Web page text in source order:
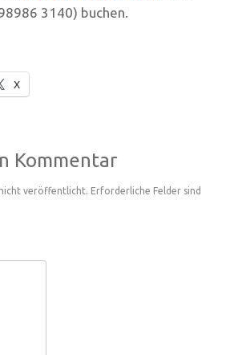
3140) buchen.
X
Kommentar
veröffentlicht. Erforderliche Felder sind